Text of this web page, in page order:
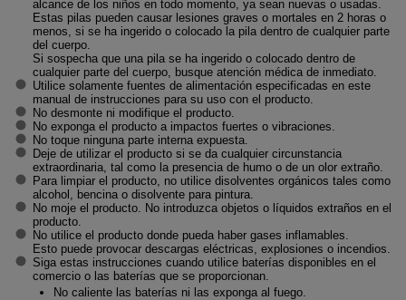
alcance de los niños en todo momento, ya sean nuevas o usadas.
Estas pilas pueden causar lesiones graves o mortales en 2 horas o
menos, si se ha ingerido o colocado la pila dentro de cualquier parte
del cuerpo.
Si sospecha que una pila se ha ingerido o colocado dentro de
cualquier parte del cuerpo, busque atención médica de inmediato.
Utilice solamente fuentes de alimentación especificadas en este
manual de instrucciones para su uso con el producto.
No desmonte ni modifique el producto.
No exponga el producto a impactos fuertes o vibraciones.
No toque ninguna parte interna expuesta.
Deje de utilizar el producto si se da cualquier circunstancia
extraordinaria, tal como la presencia de humo o de un olor extraño.
Para limpiar el producto, no utilice disolventes orgánicos tales como
alcohol, bencina o disolvente para pintura.
No moje el producto. No introduzca objetos o líquidos extraños en el
producto.
No utilice el producto donde pueda haber gases inflamables.
Esto puede provocar descargas eléctricas, explosiones o incendios.
Siga estas instrucciones cuando utilice baterías disponibles en el
comercio o las baterías que se proporcionan.
No caliente las baterías ni las exponga al fuego.